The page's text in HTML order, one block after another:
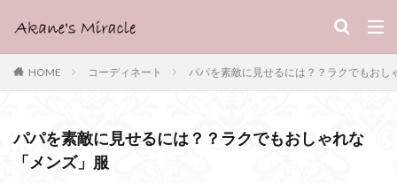
HOME コーディネート パパを素敵に見せるには？？ラクでもおし
パパを素敵に見せるには？？ラクでもおしゃれな
「メンズ」服